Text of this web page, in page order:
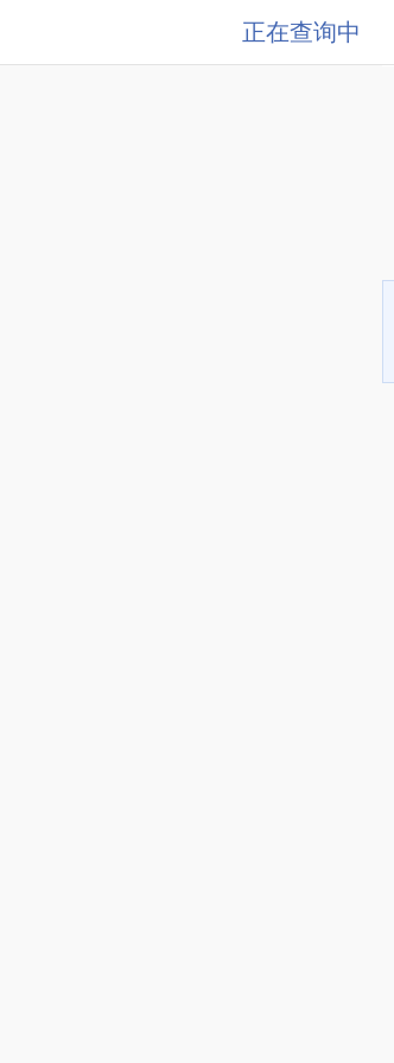
正在查询中